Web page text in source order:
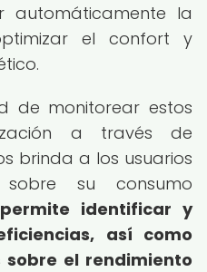
la
el confort y
de monitorear estos
a través de
brinda a los usuarios
su consumo
identificar y
así como
el rendimiento